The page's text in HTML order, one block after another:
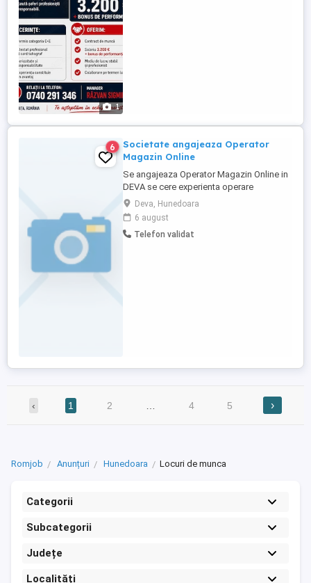
1
6
Societate angajeaza Operator
Magazin Online
Se angajeaza Operator Magazin Online in
DEVA se cere experienta operare
calculator si o foarte buna comunicare
Principalele responsabilități din fișa
postului includ: -Procesarea comenzilor:
Preluarea, verificarea și confirmarea
Deva, Hunedoara
6 august
Telefon validat
‹ 1 2 4 5 ›
Romjob Anunțuri Hunedoara Locuri de munca
Categorii
Subcategorii
Județe
Localități